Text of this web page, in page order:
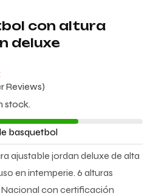
con altura
deluxe
Reviews)
stock.
basquetbol
ajustable jordan deluxe de alta
en intemperie. 6 alturas
con certificación